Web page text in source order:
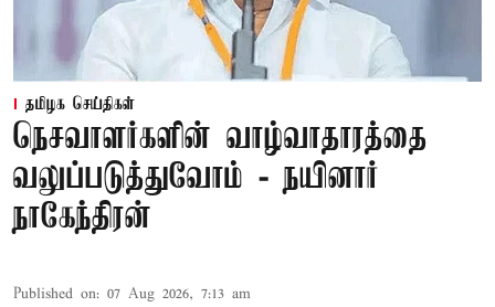
தமிழக செய்திகள்
நெசவாளர்களின் வாழ்வாதாரத்தை
வலுப்படுத்துவோம் - நயினார்
நாகேந்திரன்
Published on: 07 Aug 2026, 7:13 am